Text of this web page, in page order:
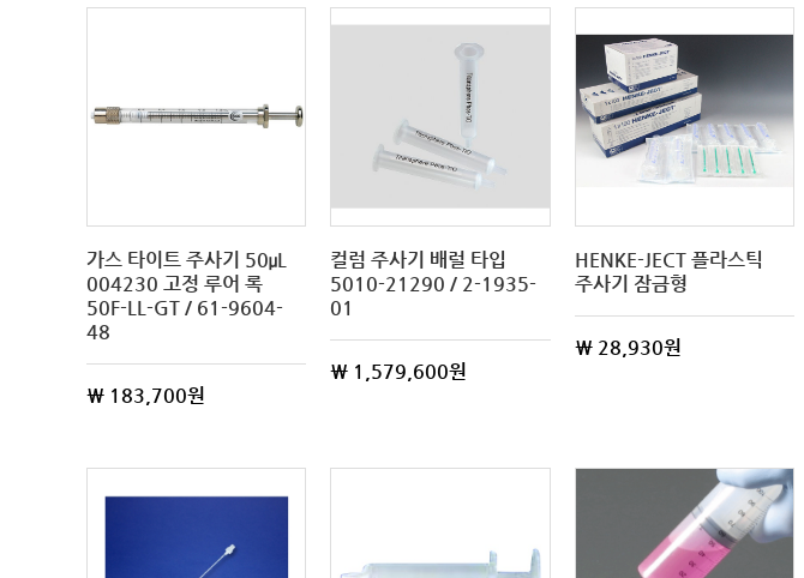
가스 타이트 주사기 50μL
004230 고정 루어 록
50F-LL-GT / 61-9604-
48
\ 183,700원
컬럼 주사기 배럴 타입
5010-21290 / 2-1935-
01
\ 1,579,600원
HENKE-JECT 플라스틱
주사기 잠금형
\ 28,930원